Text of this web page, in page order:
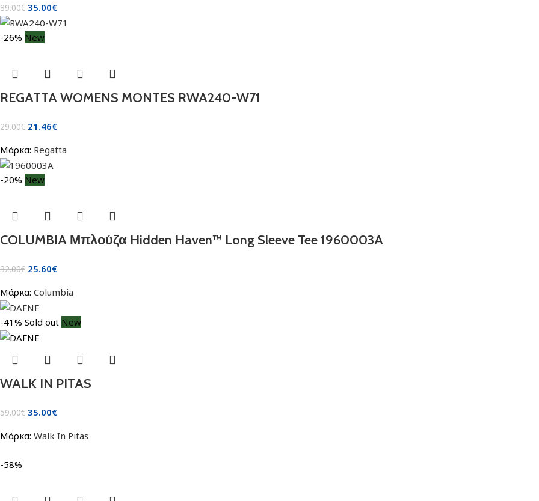
89.00€ 35.00€
-26% New
REGATTA WOMENS MONTES RWA240-W71
29.00€ 21.46€
Μάρκα: Regatta
-20% New
COLUMBIA Μπλούζα Hidden Haven™ Long Sleeve Tee 1960003A
32.00€ 25.60€
Μάρκα: Columbia
-41% Sold out New
WALK IN PITAS
59.00€ 35.00€
Μάρκα: Walk In Pitas
-58%